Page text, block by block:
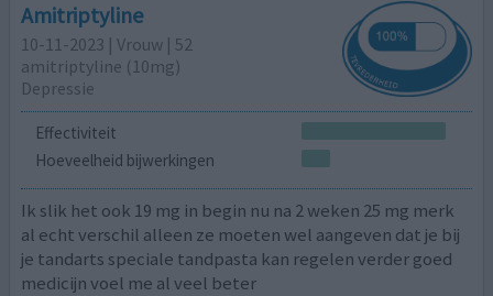
Amitriptyline
10-11-2023 | Vrouw | 52
amitriptyline (10mg)
Depressie
Effectiviteit
Hoeveelheid bijwerkingen
Ik slik het ook 19 mg in begin nu na 2 weken 25 mg merk
al echt verschil alleen ze moeten wel aangeven dat je bij
je tandarts speciale tandpasta kan regelen verder goed
medicijn voel me al veel beter